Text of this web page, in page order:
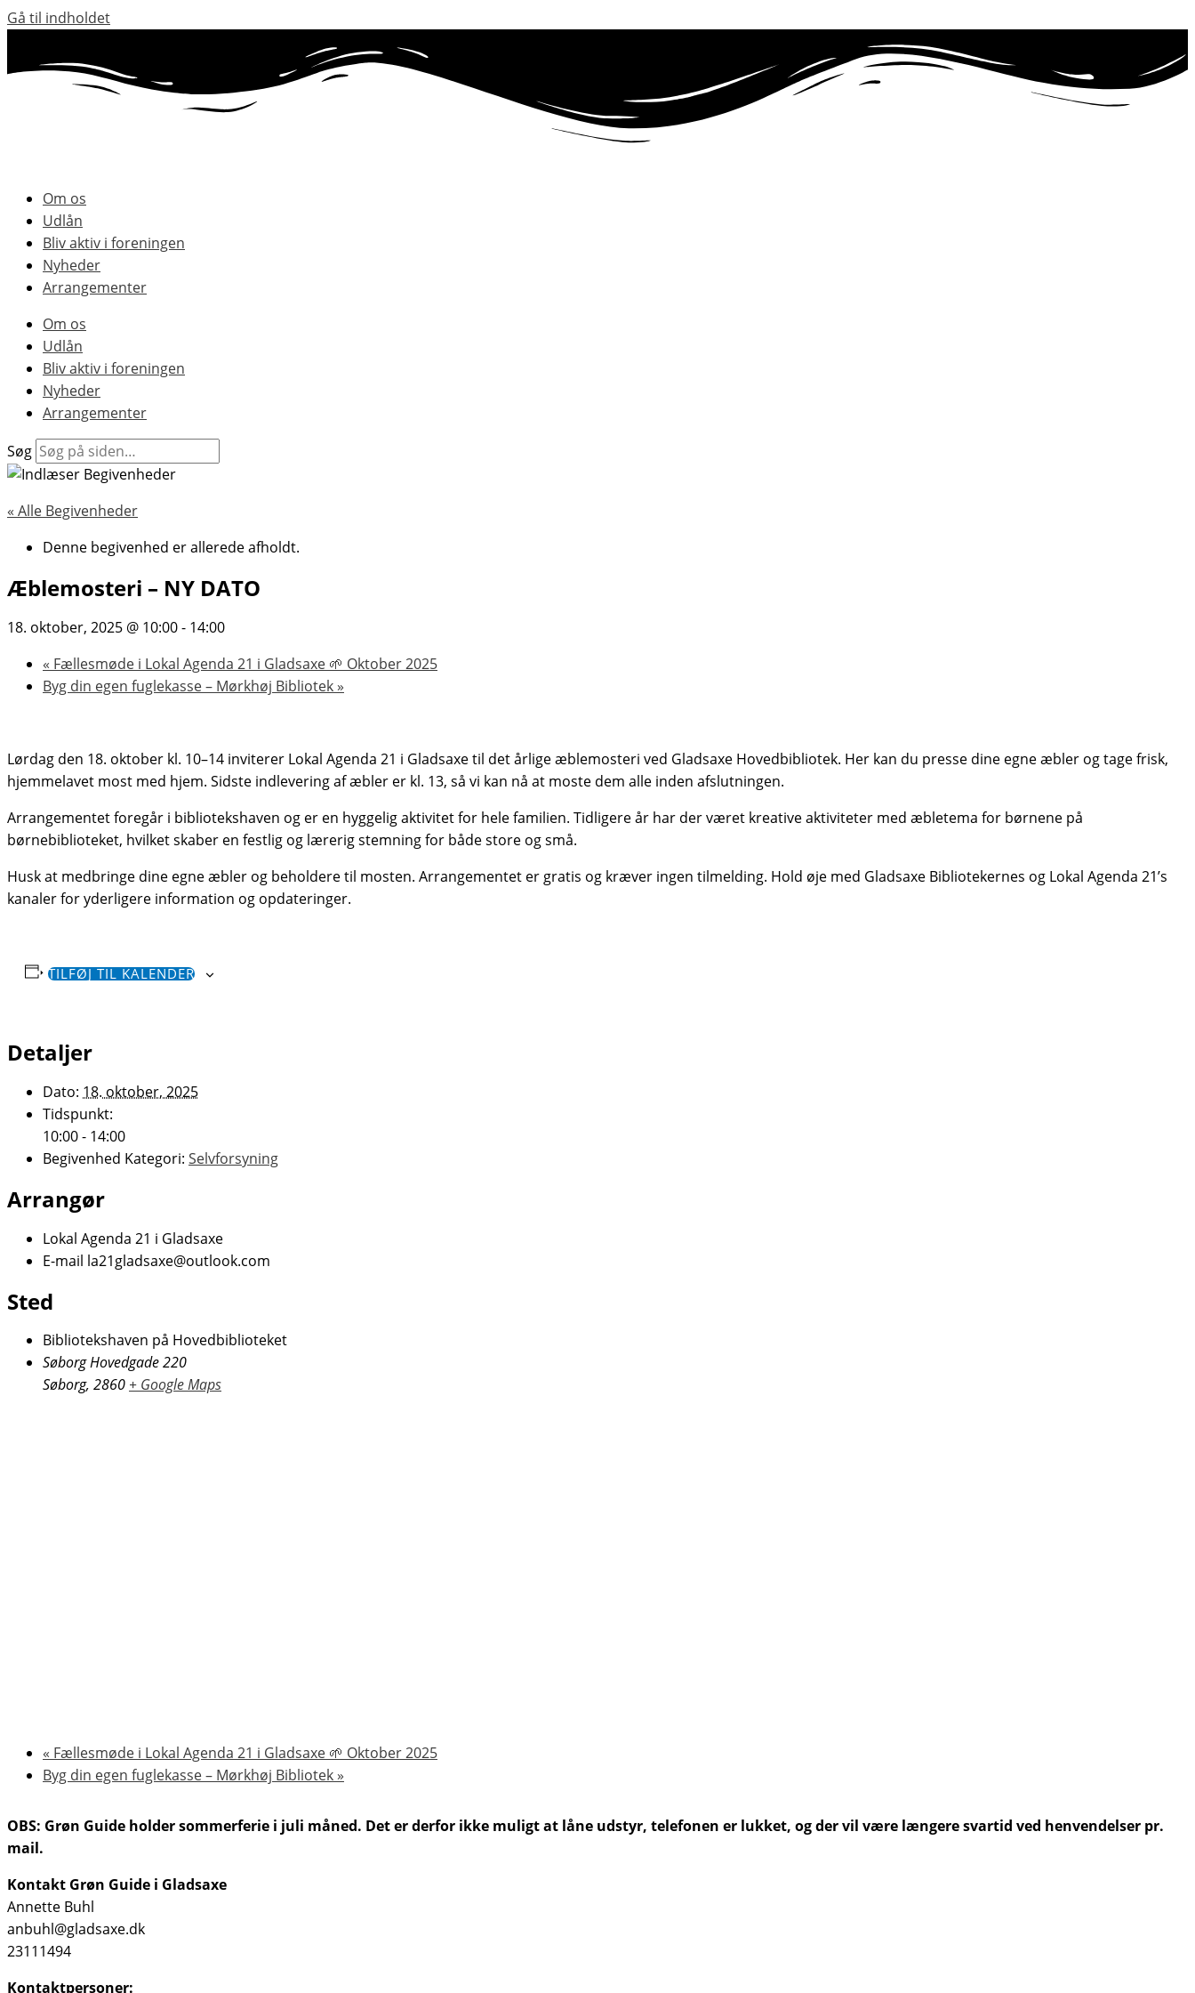
Gå til indholdet
Om os
Udlån
Bliv aktiv i foreningen
Nyheder
Arrangementer
Om os
Udlån
Bliv aktiv i foreningen
Nyheder
Arrangementer
Søg
« Alle Begivenheder
Denne begivenhed er allerede afholdt.
Æblemosteri – NY DATO
18. oktober, 2025 @ 10:00- 14:00
« Fællesmøde i Lokal Agenda 21 i Gladsaxe 🌱 Oktober 2025
Byg din egen fuglekasse – Mørkhøj Bibliotek »
Lørdag den 18. oktober kl. 10–14 inviterer Lokal Agenda 21 i Gladsaxe til det årlige æblemosteri ved Gladsaxe Hovedbibliotek. Her kan du presse dine egne æbler og tage frisk,
hjemmelavet most med hjem. Sidste indlevering af æbler er kl. 13, så vi kan nå at moste dem alle inden afslutningen.
Arrangementet foregår i bibliotekshaven og er en hyggelig aktivitet for hele familien. Tidligere år har der været kreative aktiviteter med æbletema for børnene på
børnebiblioteket, hvilket skaber en festlig og lærerig stemning for både store og små.
Husk at medbringe dine egne æbler og beholdere til mosten. Arrangementet er gratis og kræver ingen tilmelding. Hold øje med Gladsaxe Bibliotekernes og Lokal Agenda 21’s
kanaler for yderligere information og opdateringer.
TILFØJ TIL KALENDER
Detaljer
Dato: 18. oktober, 2025
Tidspunkt:
10:00 - 14:00
Begivenhed Kategori: Selvforsyning
Arrangør
Lokal Agenda 21 i Gladsaxe
E-mail la21gladsaxe@outlook.com
Sted
Bibliotekshaven på Hovedbiblioteket
Søborg Hovedgade 220
Søborg, 2860 + Google Maps
« Fællesmøde i Lokal Agenda 21 i Gladsaxe 🌱 Oktober 2025
Byg din egen fuglekasse – Mørkhøj Bibliotek »
OBS: Grøn Guide holder sommerferie i juli måned. Det er derfor ikke muligt at låne udstyr, telefonen er lukket, og der vil være længere svartid ved henvendelser pr.
mail.
Kontakt Grøn Guide i Gladsaxe
Annette Buhl
anbuhl@gladsaxe.dk
23111494
Kontaktpersoner: